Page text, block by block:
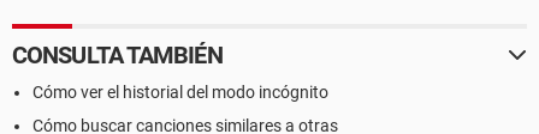
CONSULTA TAMBIÉN
Cómo ver el historial del modo incógnito
Cómo buscar canciones similares a otras